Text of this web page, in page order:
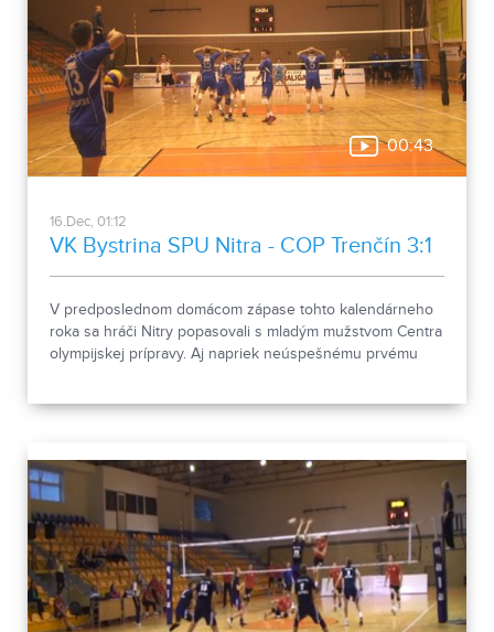
00:43
16.Dec, 01:12
VK Bystrina SPU Nitra - COP Trenčín 3:1
V predposlednom domácom zápase tohto kalendárneho
roka sa hráči Nitry popasovali s mladým mužstvom Centra
olympijskej prípravy. Aj napriek neúspešnému prvému